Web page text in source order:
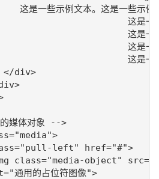
这是一些示例文本。这是一些示例
</div>
媒体对象 -->
left" href="#">
class="media-object"
通用的占位符图像">